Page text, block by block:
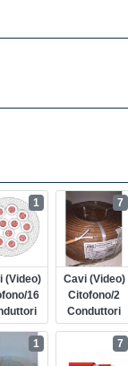
(video)
16
1
Cavi (video)
Citofono/2
Conduttori
7
1 7